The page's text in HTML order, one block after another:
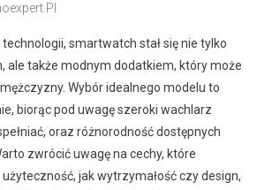
smartwatch stał się nie tylko
ale także modnym dodatkiem, który może
Wybór idealnego modelu to
biorąc pod uwagę szeroki wachlarz
oraz różnorodność dostępnych
zwrócić uwagę na cechy, które
jak wytrzymałość czy design,